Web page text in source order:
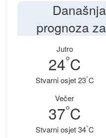
prognoza
Jutro
24°C
Stvarni osjet 23°C
Večer
37°C
Stvarni osjet 34°C